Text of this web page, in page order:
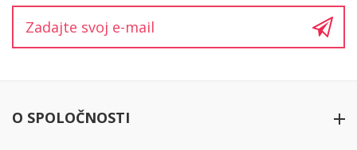
O SPOLOČNOSTI